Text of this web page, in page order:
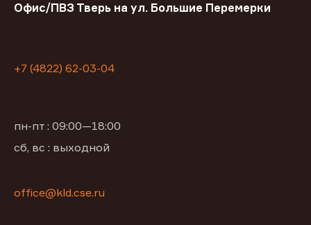
Офис/ПВЗ Тверь на ул. Большие Перемерки
+7 (4822) 62-03-04
пн-пт : 09:00—18:00
сб, вс : выходной
office@kld.cse.ru